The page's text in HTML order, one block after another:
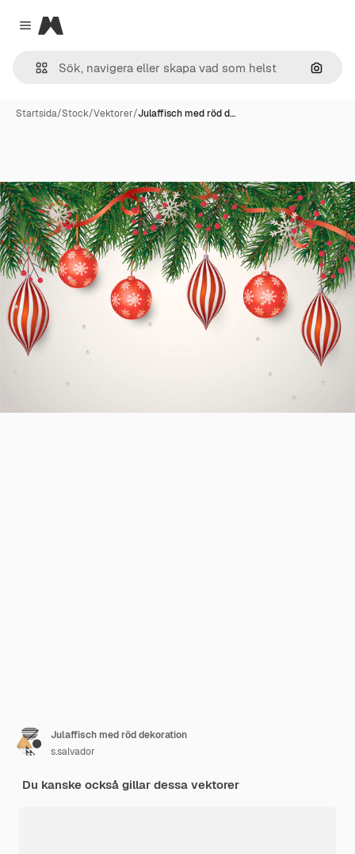
Close menu
Magnific
Sök
Startsida/Stock/Vektorer/Julaffisch med röd d…
Julaffisch med röd dekoration
s.salvador
Du kanske också gillar dessa vektorer